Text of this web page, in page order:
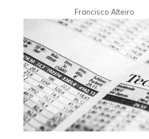
Francisco Alteiro